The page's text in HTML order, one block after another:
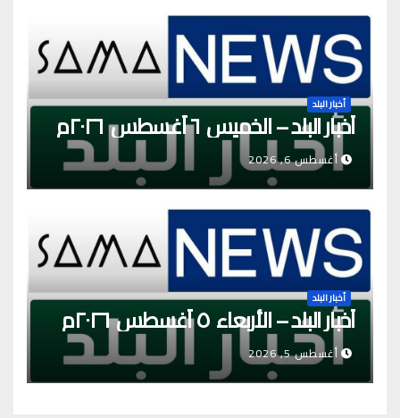
أخبار البلد
أخبار البلد – الخميس ٦ أغسطس ٢٠٢٦م
أغسطس 6, 2026
أخبار البلد
أخبار البلد – الأربعاء ٥ أغسطس ٢٠٢٦م
أغسطس 5, 2026